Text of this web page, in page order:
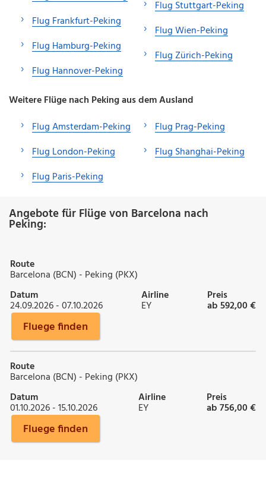
Flug Frankfurt-Peking
Flug Hamburg-Peking
Flug Hannover-Peking
Flug Stuttgart-Peking
Flug Wien-Peking
Flug Zürich-Peking
Weitere Flüge nach Peking aus dem Ausland
Flug Amsterdam-Peking
Flug London-Peking
Flug Paris-Peking
Flug Prag-Peking
Flug Shanghai-Peking
Angebote für Flüge von Barcelona nach
Peking:
Route
Barcelona (BCN) - Peking (PKX)
Datum
24.09.2026 - 07.10.2026
Airline
EY
Preis
ab 592,00 €
Fluege finden
Route
Barcelona (BCN) - Peking (PKX)
Datum
01.10.2026 - 15.10.2026
Airline
EY
Preis
ab 756,00 €
Fluege finden